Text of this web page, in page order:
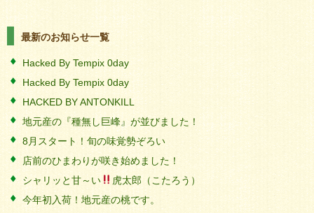
最新のお知らせ一覧
Hacked By Tempix 0day
Hacked By Tempix 0day
HACKED BY ANTONKILL
地元産の『種無し巨峰』が並びました！
8月スタート！旬の味覚勢ぞろい
店前のひまわりが咲き始めました！
シャリッと甘～い
虎太郎（こたろう）
今年初入荷！地元産の桃です。